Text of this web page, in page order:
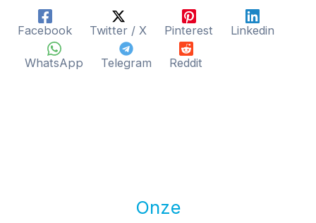
Facebook Twitter / X Pinterest Linkedin
WhatsApp Telegram Reddit
Onze